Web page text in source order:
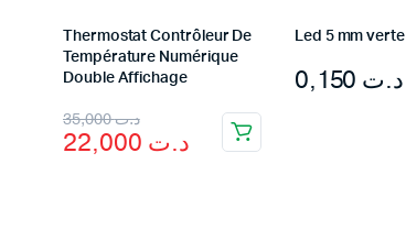
Thermostat Contrôleur De
Température Numérique
Double Affichage
د.ت35,000
Original
price
د.ت
Current
price
Led 5 mm verte
د.ت